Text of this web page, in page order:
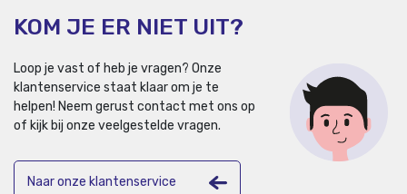
KOM JE ER NIET UIT?
Loop je vast of heb je vragen? Onze
klantenservice staat klaar om je te
helpen! Neem gerust contact met ons op
of kijk bij onze veelgestelde vragen.
Naar onze klantenservice